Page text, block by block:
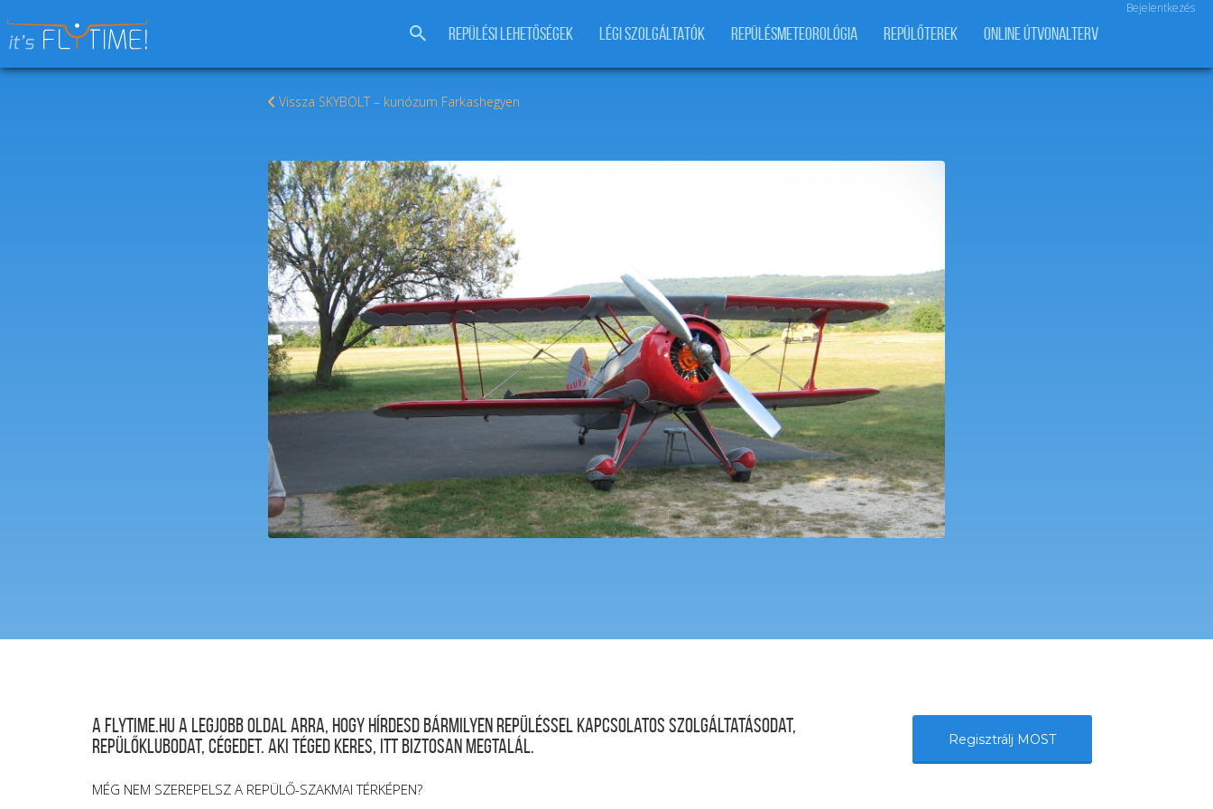
Bejelentkezés
REPÜLÉSI LEHETŐSÉGEK LÉGI SZOLGÁLTATÓK REPÜLÉSMETEOROLÓGIA REPÜLŐTEREK ONLINE ÚTVONALTERV
Keresés:
Vissza SKYBOLT – kuriózum Farkashegyen
A FLYTIME.HU a legjobb oldal arra, hogy hírdesd bármilyen repüléssel kapcsolatos szolgáltatásodat,
repülőklubodat, cégedet. Aki téged keres, itt biztosan megtalál.
MÉG NEM SZEREPELSZ A REPÜLŐ-SZAKMAI TÉRKÉPEN?
Regisztrálj MOST